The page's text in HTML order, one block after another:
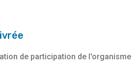
de participation de l'organisme